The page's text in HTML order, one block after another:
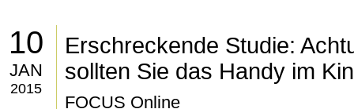
10
JAN
2015
Erschreckende Studie:
sollten Sie das Handy im
FOCUS Online